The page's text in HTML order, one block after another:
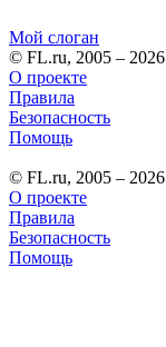
Мой слоган
© FL.ru, 2005 – 2026
О проекте
Правила
Безопасность
Помощь
© FL.ru, 2005 – 2026
О проекте
Правила
Безопасность
Помощь